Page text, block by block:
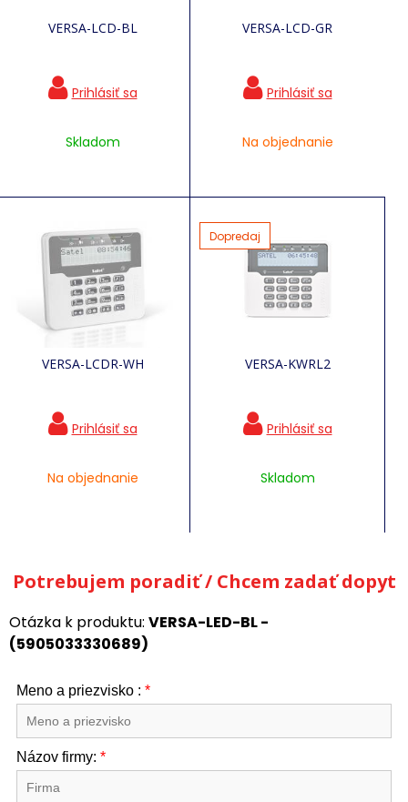
VERSA-LCD-BL
Skladom
VERSA-LCD-GR
Na objednanie
VERSA-LCDR-WH
Na objednanie
VERSA-KWRL2
Dopredaj
Skladom
Potrebujem poradiť / Chcem zadať dopyt
Otázka k produktu: VERSA-LED-BL -
(5905033330689)